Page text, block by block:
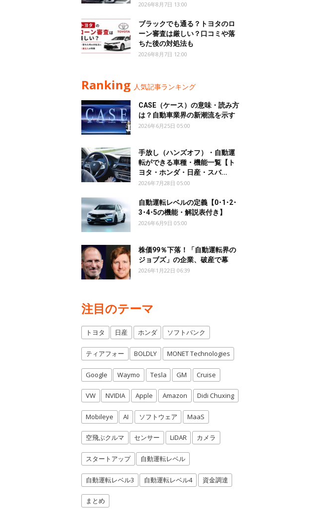
2026年8月7日 13:00
ブラックでも通る？トヨタのロ
ーン審査は厳しい？口コミや落
ちた後の対処法も
2026年8月7日 12:00
Ranking 人気記事ランキング
CASE（ケース）の意味・読み方
は？自動車業界の新潮流を示す
2026年6月25日 05:00
手放し（ハンズオフ）・自動運
転ができる車種・機能一覧【ト
ヨタ・ホンダ・日産・スバ...
2026年7月28日 05:00
自動運転レベルの定義【0･1･2･
3･4･5の機能・解説表付き】
2026年6月9日 05:00
株価99％下落！「自動運転界の
ジョブズ」の企業、破産で幕
2026年1月22日 06:39
注目のテーマ
トヨタ 日産 ホンダ ソフトバンク
ティアフォー BOLDLY MONET Technologies
Google Waymo Tesla GM Cruise
VW NVIDIA Apple Amazon Didi Chuxing
Mobileye AI ソフトウェア MaaS
空飛ぶクルマ センサー LiDAR カメラ
スタートアップ 自動運転レベル
自動運転レベル3 自動運転レベル4 資金調達
まとめ